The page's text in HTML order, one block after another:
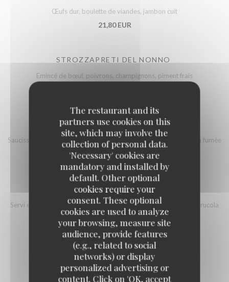
The restaurant and its
partners use cookies on this
site, which may involve the
collection of personal data.
'Necessary' cookies are
mandatory and installed by
default. Other optional
cookies require your
consent. These optional
cookies are used to analyze
your browsing, measure site
audience, provide features
(e.g., related to social
networks) or display
personalized advertising or
content. Click on 'OK, accept
Œufs dur, boulette de viandes, jambon cuit
21,80 EUR
STROZZAPRETI DEL NONNO
Emincé de bœuf, poivrons, champignons, piment frais
ORECCHIETTE A MODO MIO
Saucisse italienne, cèpes, tomates cerise, rucola, trévise, scamorza fumée
21,90 EUR
GNOCCHI PARMA
Servi en croute de parmesan, sauce aurora, jambon de Parme et rucola
22,50 EUR
DUO DE RAVIOLI AU CHOIX
22,90 EUR